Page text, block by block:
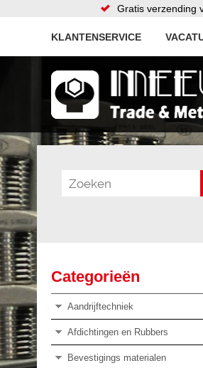
Gratis verzending
KLANTENSERVICE
Categorieën
Aandrijftechniek
Afdichtingen en Rubbers
Bevestigings materialen